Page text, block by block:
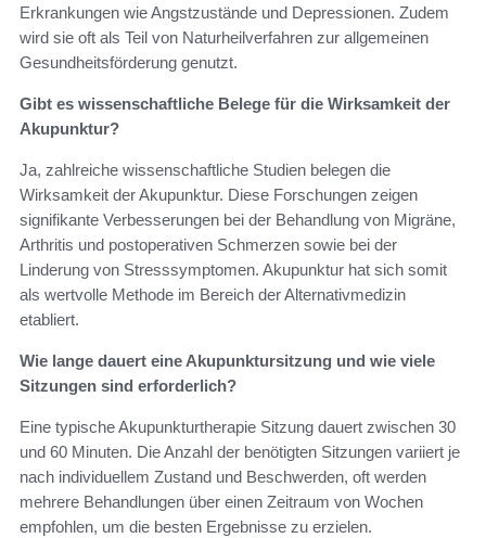
Erkrankungen wie Angstzustände und Depressionen. Zudem
wird sie oft als Teil von Naturheilverfahren zur allgemeinen
Gesundheitsförderung genutzt.
Gibt es wissenschaftliche Belege für die Wirksamkeit der
Akupunktur?
Ja, zahlreiche wissenschaftliche Studien belegen die
Wirksamkeit der Akupunktur. Diese Forschungen zeigen
signifikante Verbesserungen bei der Behandlung von Migräne,
Arthritis und postoperativen Schmerzen sowie bei der
Linderung von Stresssymptomen. Akupunktur hat sich somit
als wertvolle Methode im Bereich der Alternativmedizin
etabliert.
Wie lange dauert eine Akupunktursitzung und wie viele
Sitzungen sind erforderlich?
Eine typische Akupunkturtherapie Sitzung dauert zwischen 30
und 60 Minuten. Die Anzahl der benötigten Sitzungen variiert je
nach individuellem Zustand und Beschwerden, oft werden
mehrere Behandlungen über einen Zeitraum von Wochen
empfohlen, um die besten Ergebnisse zu erzielen.